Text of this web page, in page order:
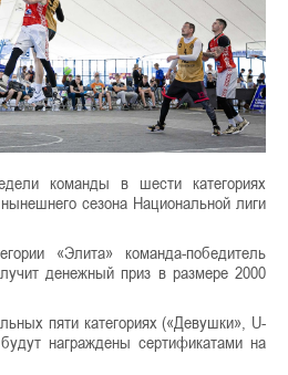
команды в шести категориях
сезона Национальной лиги
«Элита» команда-победитель
денежный приз в размере 2000
пяти категориях («Девушки», U-
награждены сертификатами на